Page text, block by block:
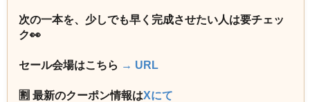
次の一本を、少しでも早く完成させたい人は要チェッ
ク👀
セール会場はこちら → URL
🈹 最新のクーポン情報はXにて